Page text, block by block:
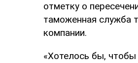
отметку о
таможенная служба
компании.
«Хотелось бы, чтобы